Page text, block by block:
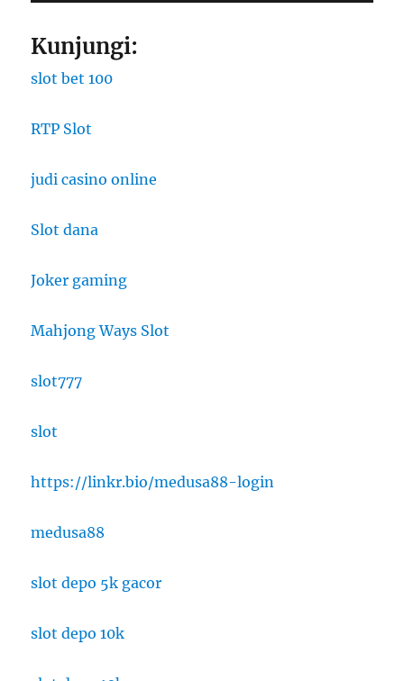
Kunjungi:
slot bet 100
RTP Slot
judi casino online
Slot dana
Joker gaming
Mahjong Ways Slot
slot777
slot
https://linkr.bio/medusa88-login
medusa88
slot depo 5k gacor
slot depo 10k